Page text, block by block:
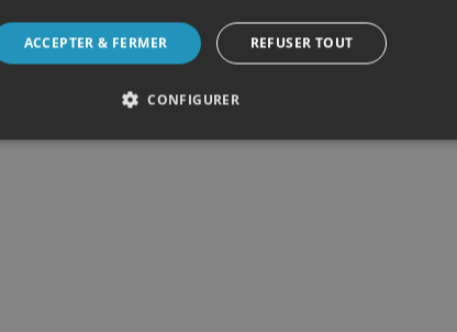
ACCEPTER & FERMER REFUSER TOUT
CONFIGURER